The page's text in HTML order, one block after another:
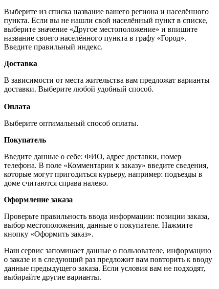
Выберите из списка название вашего региона и населённого
пункта. Если вы не нашли свой населённый пункт в списке,
выберите значение «Другое местоположение» и впишите
название своего населённого пункта в графу «Город».
Введите правильный индекс.
Доставка
В зависимости от места жительства вам предложат варианты
доставки. Выберите любой удобный способ.
Оплата
Выберите оптимальный способ оплаты.
Покупатель
Введите данные о себе: ФИО, адрес доставки, номер
телефона. В поле «Комментарии к заказу» введите сведения,
которые могут пригодиться курьеру, например: подъезды в
доме считаются справа налево.
Оформление заказа
Проверьте правильность ввода информации: позиции заказа,
выбор местоположения, данные о покупателе. Нажмите
кнопку «Оформить заказ».
Наш сервис запоминает данные о пользователе, информацию
о заказе и в следующий раз предложит вам повторить к вводу
данные предыдущего заказа. Если условия вам не подходят,
выбирайте другие варианты.